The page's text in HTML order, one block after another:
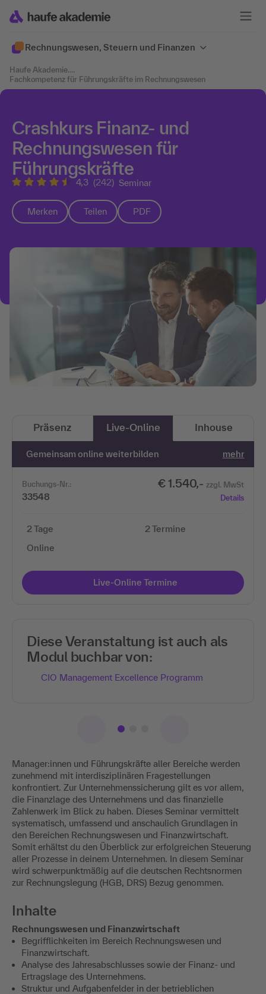
Rechnungswesen, Steuern und Finanzen
Haufe Akademie....
Fachkompetenz für Führungskräfte im Rechnungswesen
Crashkurs Finanz- und
Rechnungswesen für
Führungskräfte
4,3 (242) Seminar
Merken Teilen PDF
Manager:innen und Führungskräfte aller Bereiche werden
zunehmend mit interdisziplinären Fragestellungen
konfrontiert. Zur Unternehmenssicherung gilt es vor allem,
die Finanzlage des Unternehmens und das finanzielle
Zahlenwerk im Blick zu haben. Dieses Seminar vermittelt
systematisch, umfassend und anschaulich Grundlagen in
den Bereichen Rechnungswesen und Finanzwirtschaft.
Somit erhältst du den Überblick zur erfolgreichen Steuerung
aller Prozesse in deinem Unternehmen. In diesem Seminar
wird schwerpunktmäßig auf die deutschen Rechtsnormen
zur Rechnungslegung (HGB, DRS) Bezug genommen.
Inhalte
Rechnungswesen und Finanzwirtschaft
Begrifflichkeiten im Bereich Rechnungswesen und
Finanzwirtschaft.
Analyse des Jahresabschlusses sowie der Finanz- und
Ertragslage des Unternehmens.
Struktur und Aufgabenfelder in der betrieblichen
Präsenz Live-Online Inhouse
Gemeinsam online weiterbilden mehr
Buchungs-Nr.:
33548
€ 1.540,- zzgl. MwSt
Details
2 Tage
Online
2 Termine
Live-Online Termine
Diese Veranstaltung ist auch als
Modul buchbar von:
CIO Management Excellence Programm